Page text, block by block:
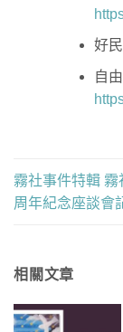
好
自
霧社事件特輯 霧
周年紀念座談會
相關文章